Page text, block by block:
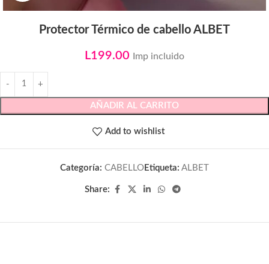
Protector Térmico de cabello ALBET
L199.00 Imp incluido
AÑADIR AL CARRITO
Add to wishlist
Categoría: CABELLO Etiqueta: ALBET
Share: